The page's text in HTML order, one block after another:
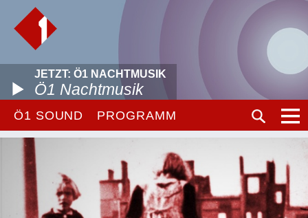
JETZT: Ö1 NACHTMUSIK
Ö1 Nachtmusik
Ö1 SOUND PROGRAMM